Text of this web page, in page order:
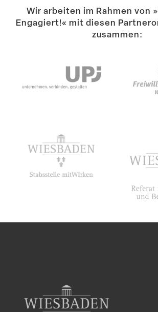
Wir arbeiten im Rahmen von
Engagiert!« mit diesen
zusammen: